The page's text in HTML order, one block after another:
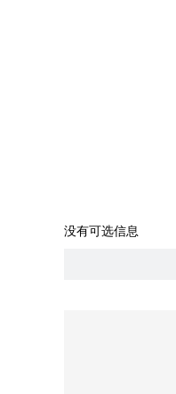
没有可选信息